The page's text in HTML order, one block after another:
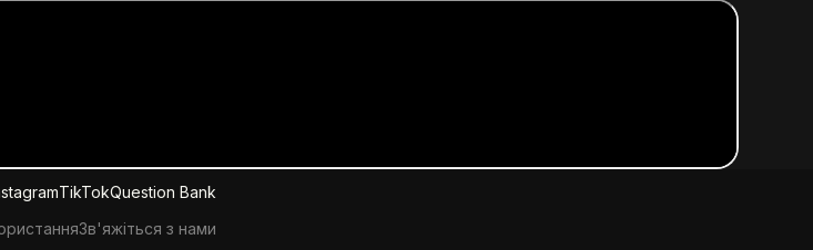
TikTokQuestion Bank
Зв'яжіться з нами